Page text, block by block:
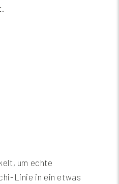
um echte
Linie in ein etwas